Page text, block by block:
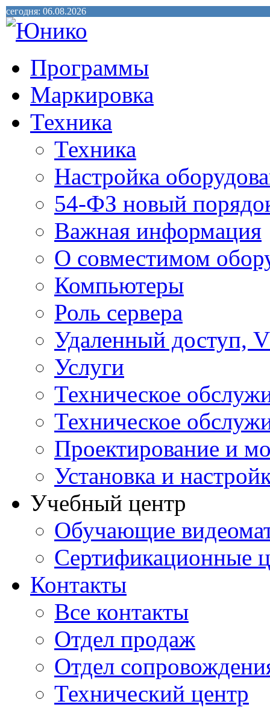
сегодня: 06.08.2026
Программы
Маркировка
Техника
Техника
Настройка
54-ФЗ новый
Важная информация
О совместимом
Компьютеры
Роль сервера
Удаленный доступ,
Услуги
Техническое
Техническое
Проектирование и
Установка и
Учебный центр
Обучающие
Сертификационные
Контакты
Все контакты
Отдел продаж
Отдел
Технический центр